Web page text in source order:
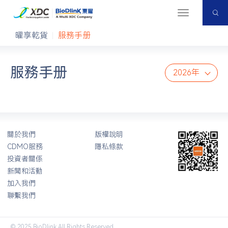
切
首頁 ＜ 資源中心
資源中心
曜享乾貨 服務手册
服務手册 2026年
關於我們
CDMO服務
投資者關係
新聞和活動
加入我們
聯繫我們
版權說明
隱私條款